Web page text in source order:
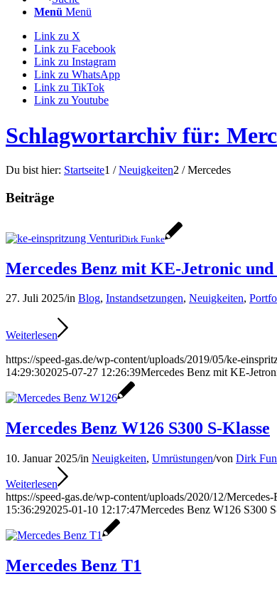
Menü Menü
Link zu X
Link zu Facebook
Link zu Instagram
Link zu WhatsApp
Link zu TikTok
Link zu Youtube
Schlagwortarchiv für:
Du bist hier: Startseite1 / Neuigkeiten2 / Mercedes
Beiträge
Dirk Funke
Mercedes Benz mit KE-Jetronic und
27. Juli 2025/in Blog, Instandsetzungen, Neuigkeiten,
Weiterlesen
https://speed-gas.de/wp-content/uploads/2019/05/ke-
14:29:302025-07-27 12:26:39Mercedes Benz mit KE-
Mercedes Benz W126 S300 S-Klasse
10. Januar 2025/in Neuigkeiten, Umrüstungen/von Dirk
Weiterlesen
https://speed-gas.de/wp-content/uploads/2020/12/
15:36:292025-01-10 12:17:47Mercedes Benz W126 S300
Mercedes Benz T1